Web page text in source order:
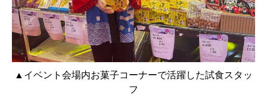
▲イベント会場内お菓子コーナーで活躍した試食スタッ
フ